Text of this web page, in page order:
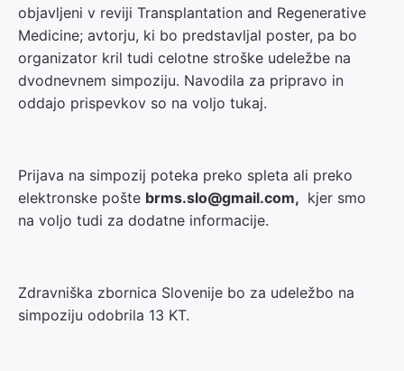
objavljeni v reviji Transplantation and Regenerative
Medicine; avtorju, ki bo predstavljal poster, pa bo
organizator kril tudi celotne stroške udeležbe na
dvodnevnem simpoziju. Navodila za pripravo in
oddajo prispevkov so na voljo tukaj.
Prijava na simpozij poteka preko spleta ali preko
elektronske pošte brms.slo@gmail.com, kjer smo
na voljo tudi za dodatne informacije.
Zdravniška zbornica Slovenije bo za udeležbo na
simpoziju odobrila 13 KT.